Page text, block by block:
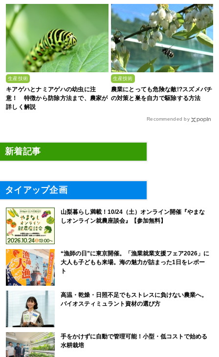
生産技術
キアゲハとナミアゲハの幼虫に注
意！ 特徴から防除方法まで、農家が
詳しく解説
生産技術
農業にとっても危険な敵!?スズメバチ
の対策と巣を自力で駆除する方法
Recommended by
新着記事
タイアップ企画
山梨暮らし満載！10/24（土）オンライン開催『やまな
しオンライン就農座談会』【参加無料】
“漁師の日”に東京開催。「漁業就業支援フェア2026」に
大人も子どもも来場。海の魅力が詰まった1日をレポー
ト
高温・乾燥・日照不足でもストレスに負けない農業へ。
バイオスティミュラント資材の選び方
手をかけずに自動で管理可能！小型・低コストで始める
水耕栽培